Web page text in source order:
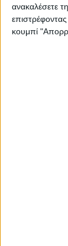
ανακαλέσετε
κουμπί
Ο Mir
μειώθηκε σε